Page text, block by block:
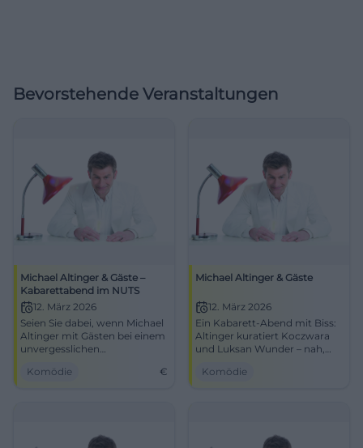
Bevorstehende Veranstaltungen
Michael Altinger & Gäste –
Kabarettabend im NUTS
12. März 2026
Seien Sie dabei, wenn Michael
Altinger mit Gästen bei einem
unvergesslichen
Traunstein die Bühne erobert.
Komödie €
Michael Altinger & Gäste
12. März 2026
Ein Kabarett-Abend mit Biss:
Altinger kuratiert Koczwara
und Luksan Wunder – nah,
Traunstein erlebt Timing,
Komödie